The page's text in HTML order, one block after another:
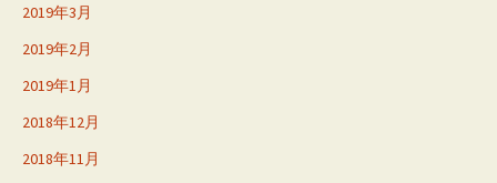
2019年3月
2019年2月
2019年1月
2018年12月
2018年11月